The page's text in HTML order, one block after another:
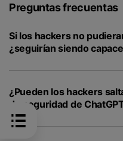
Preguntas frecuentas
Si los hackers no
¿seguirían siendo
¿Pueden los hackers
de seguridad de